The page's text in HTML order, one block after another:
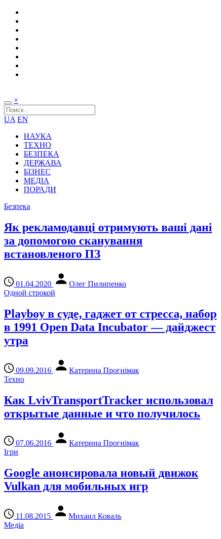
×
UA EN
НАУКА
ТЕХНО
БЕЗПЕКА
ДЕРЖАВА
БІЗНЕС
МЕДІА
ПОРАДИ
Безпека
Як рекламодавці отримують ваші дані
за допомогою сканування
встановленого ПЗ
01.04.2020
Олег Пилипенко
Одной строкой
Playboy в суде, гаджет от стресса, набор
в 1991 Open Data Incubator — дайджест
утра
09.09.2016
Катерина Прогнімак
Техно
Как LvivTransportTracker использовал
открытые данные и что получилось
07.06.2016
Катерина Прогнімак
Ігри
Google анонсировала новый движок
Vulkan для мобильных игр
11.08.2015
Михаил Коваль
Медіа